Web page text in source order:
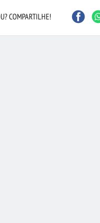
Caxias do Sul
COMPARTILHE!